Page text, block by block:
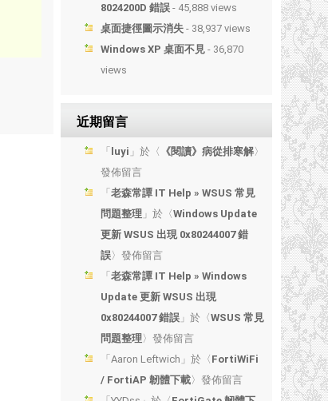
8024200D 錯誤 - 45,888 views
桌面捷徑圖示消失 - 38,937 views
Windows XP 桌面不見 - 36,870
views
近期留言
「 luyi 」於〈 《閱讀》病從排寒解〉
發佈留言
「 老森常譚 IT Help » WSUS 常見
問題整理 」於〈Windows Update
更新 WSUS 出現 0x80244007 錯
誤〉發佈留言
「 老森常譚 IT Help » Windows
Update 更新 WSUS 出現
0x80244007 錯誤 」於〈WSUS 常見
問題整理〉發佈留言
「 Aaron Leftwich 」於〈 FortiWiFi
/ FortiAP 韌體下載〉發佈留言